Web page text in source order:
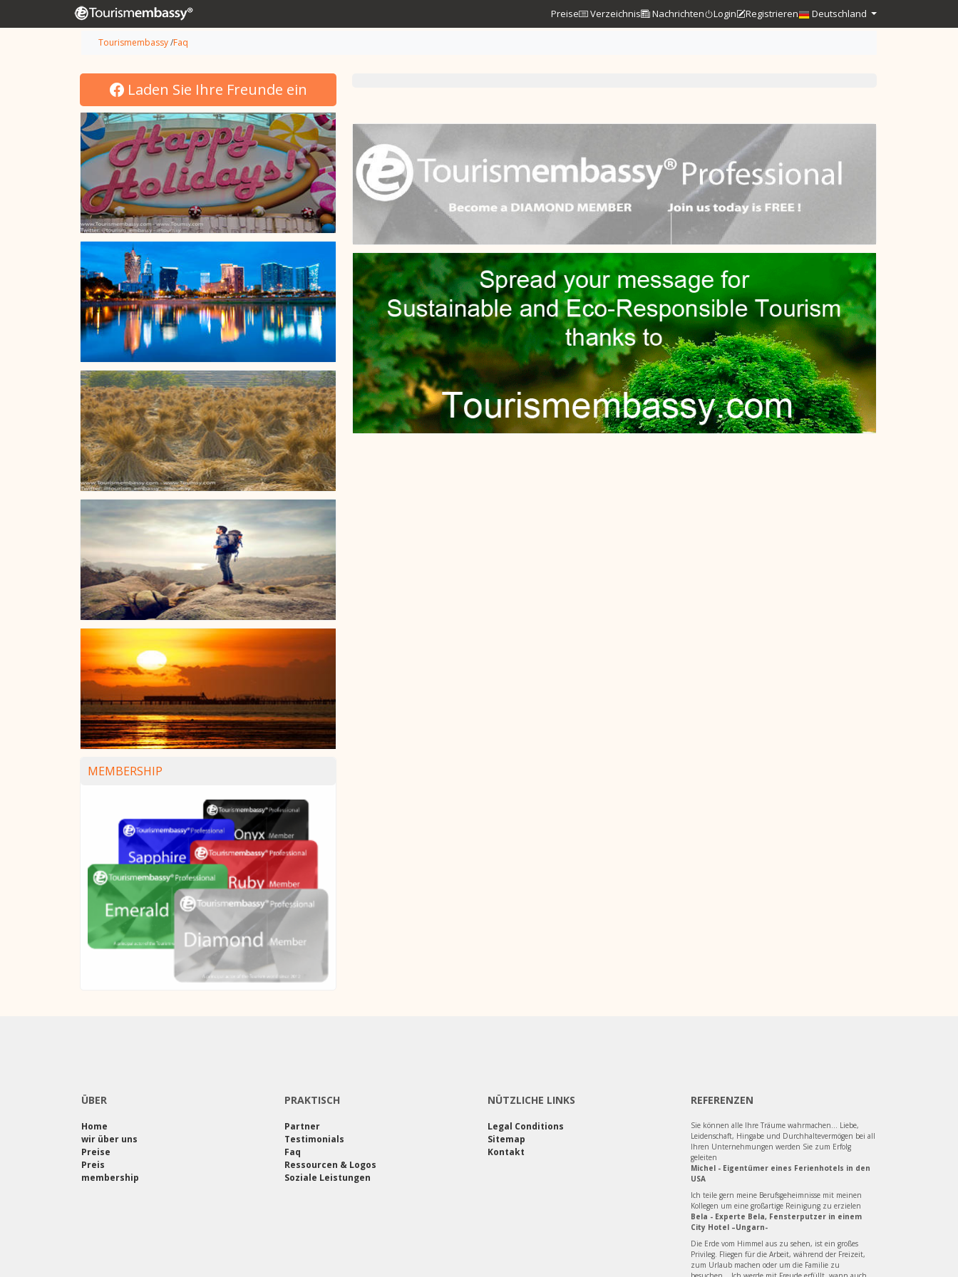
Preise Verzeichnis Nachrichten Login Registrieren Deutschland
Tourismembassy/Faq
Laden Sie Ihre Freunde ein
MEMBERSHIP
ÜBER
Home
wir über uns
Preise
Preis
membership
PRAKTISCH
Partner
Testimonials
Faq
Ressourcen & Logos
Soziale Leistungen
NÜTZLICHE LINKS
Legal Conditions
Sitemap
Kontakt
REFERENZEN
Sie können alle Ihre Träume wahrmachen... Liebe,
Leidenschaft, Hingabe und Durchhaltevermögen bei all
Ihren Unternehmungen werden Sie zum Erfolg
geleiten
Michel - Eigentümer eines Ferienhotels in den
USA
Ich teile gern meine Berufsgeheimnisse mit meinen
Kollegen um eine großartige Reinigung zu erzielen
Bela - Experte Bela, Fensterputzer in einem
City Hotel –Ungarn-
Die Erde vom Himmel aus zu sehen, ist ein großes
Privileg. Fliegen für die Arbeit, während der Freizeit,
zum Urlaub machen oder um die Familie zu